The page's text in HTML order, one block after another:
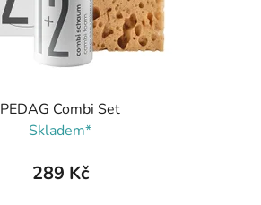
PEDAG Combi Set
Skladem*
289 Kč